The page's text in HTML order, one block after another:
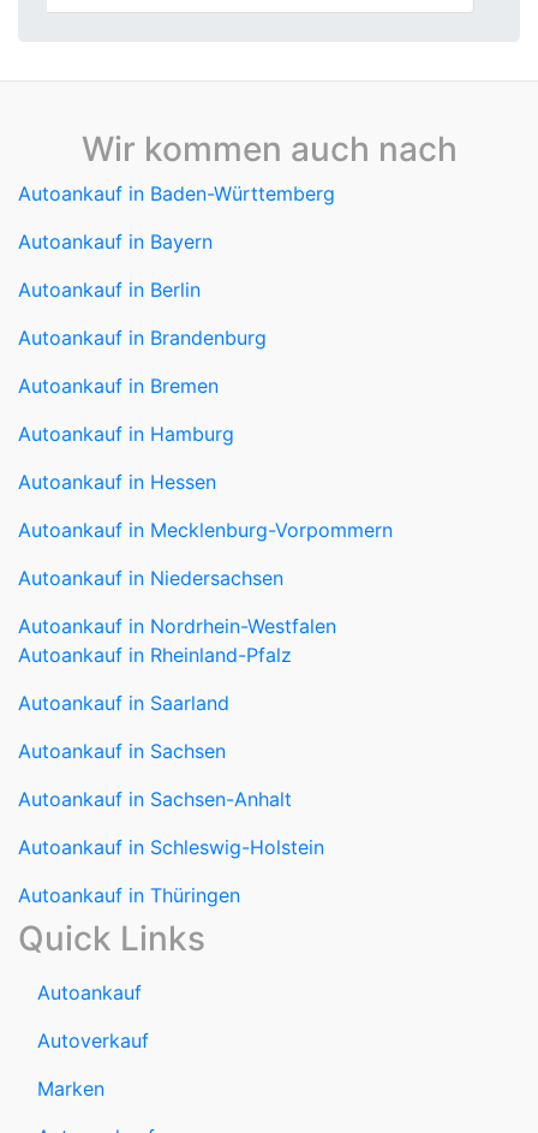
Autoankauf in Bayern
Autoankauf in Berlin
Autoankauf in Brandenburg
Autoankauf in Bremen
Autoankauf in Hamburg
Autoankauf in Hessen
Autoankauf in Mecklenburg-Vorpommern
Autoankauf in Niedersachsen
Autoankauf in Nordrhein-Westfalen
Autoankauf in Rheinland-Pfalz
Autoankauf in Saarland
Autoankauf in Sachsen
Autoankauf in Sachsen-Anhalt
Autoankauf in Schleswig-Holstein
Autoankauf in Thüringen
Quick Links
Autoankauf
Autoverkauf
Marken
Auto verkaufen
Datenschutzerklärung